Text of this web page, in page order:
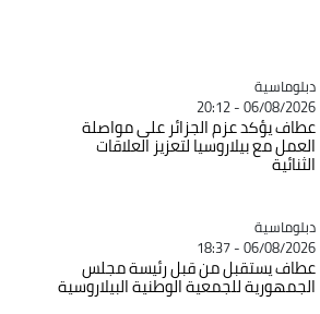
Catégorie
دبلوماسية
06/08/2026 - 20:12
عطاف يؤكد عزم الجزائر على مواصلة
العمل مع بيلاروسيا لتعزيز العلاقات
الثنائية
Catégorie
دبلوماسية
06/08/2026 - 18:37
عطاف يستقبل من قبل رئيسة مجلس
الجمهورية للجمعية الوطنية البيلاروسية